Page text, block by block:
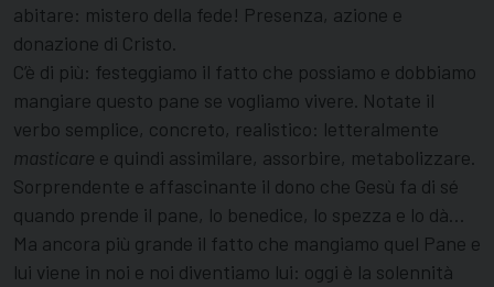
abitare: mistero della fede! Presenza, azione e
donazione di Cristo.
C’è di più: festeggiamo il fatto che possiamo e dobbiamo
mangiare questo pane se vogliamo vivere. Notate il
verbo semplice, concreto, realistico: letteralmente
masticare e quindi assimilare, assorbire, metabolizzare.
Sorprendente e affascinante il dono che Gesù fa di sé
quando prende il pane, lo benedice, lo spezza e lo dà…
Ma ancora più grande il fatto che mangiamo quel Pane e
lui viene in noi e noi diventiamo lui: oggi è la solennità